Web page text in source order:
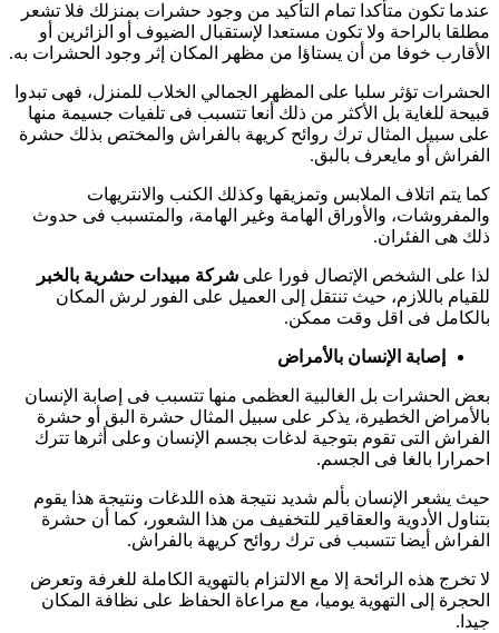
عندما تكون متأكدا تمام التأكيد من وجود حشرات بمنزلك فلا تشعر
مطلقا بالراحة ولا تكون مستعدا لإستقبال الضيوف أو الزائرين أو
الأقارب خوفا من أن يستاؤا من مظهر المكان إثر وجود الحشرات به.
الحشرات تؤثر سلبا على المظهر الجمالي الخلاب للمنزل، فهى تبدوا
قبيحة للغاية بل الأكثر من ذلك أنعا تتسبب فى تلفيات جسيمة منها
على سبيل المثال ترك روائح كريهة بالفراش والمختص بذلك حشرة
الفراش أو مايعرف بالبق.
كما يتم اتلاف الملابس وتمزيقها وكذلك الكنب والانتريهات
والمفروشات، والأوراق الهامة وغير الهامة، والمتسبب فى حدوث
ذلك هى الفئران.
لذا على الشخص الإتصال فورا على شركة مبيدات حشرية بالخبر
للقيام باللازم، حيث تنتقل إلى العميل على الفور لرش المكان
بالكامل فى اقل وقت ممكن.
إصابة الإنسان بالأمراض
بعض الحشرات بل الغالبية العظمى منها تتسبب فى إصابة الإنسان
بالأمراض الخطيرة، يذكر على سبيل المثال حشرة البق أو حشرة
الفراش التى تقوم بتوجية لدغات بجسم الإنسان وعلى أثرها تترك
احمرارا بالغا فى الجسم.
حيث يشعر الإنسان بألم شديد نتيجة هذه اللدغات ونتيجة هذا يقوم
بتناول الأدوية والعقاقير للتخفيف من هذا الشعور، كما أن حشرة
الفراش أيضا تتسبب فى ترك روائح كريهة بالفراش.
لا تخرج هذه الرائحة إلا مع الالتزام بالتهوية الكاملة للغرفة وتعرض
الحجرة إلى التهوية يوميا، مع مراعاة الحفاظ على نظافة المكان
جيدا.